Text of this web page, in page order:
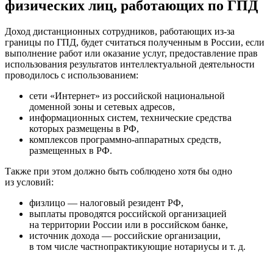
физических лиц, работающих по ГПД
Доход дистанционных сотрудников, работающих из-за
границы по ГПД, будет считаться полученным в России, если
выполнение работ или оказание услуг, предоставление прав
использования результатов интеллектуальной деятельности
проводилось с использованием:
сети «Интернет» из российской национальной
доменной зоны и сетевых адресов,
информационных систем, технические средства
которых размещены в РФ,
комплексов программно-аппаратных средств,
размещенных в РФ.
Также при этом должно быть соблюдено хотя бы одно
из условий:
физлицо — налоговый резидент РФ,
выплаты проводятся российской организацией
на территории России или в российском банке,
источник дохода — российские организации,
в том числе частнопрактикующие нотариусы и т. д.